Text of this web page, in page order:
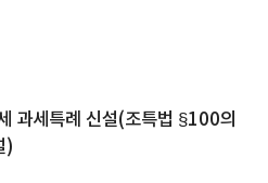
과세특례 신설(조특법 §100의
)